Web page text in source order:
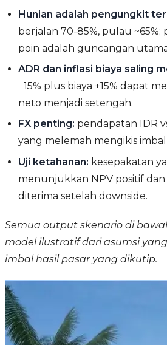
Hunian adalah pengungkit
berjalan 70-85%, pulau
poin adalah guncangan
ADR dan inflasi biaya saling
−15% plus biaya +15% dapat
neto menjadi setengah.
FX penting: pendapatan IDR
yang melemah mengikis
Uji ketahanan: kesepakatan
menunjukkan NPV positif
diterima setelah downside.
Semua output skenario di
model ilustratif dari asumsi
imbal hasil pasar yang dikutip.